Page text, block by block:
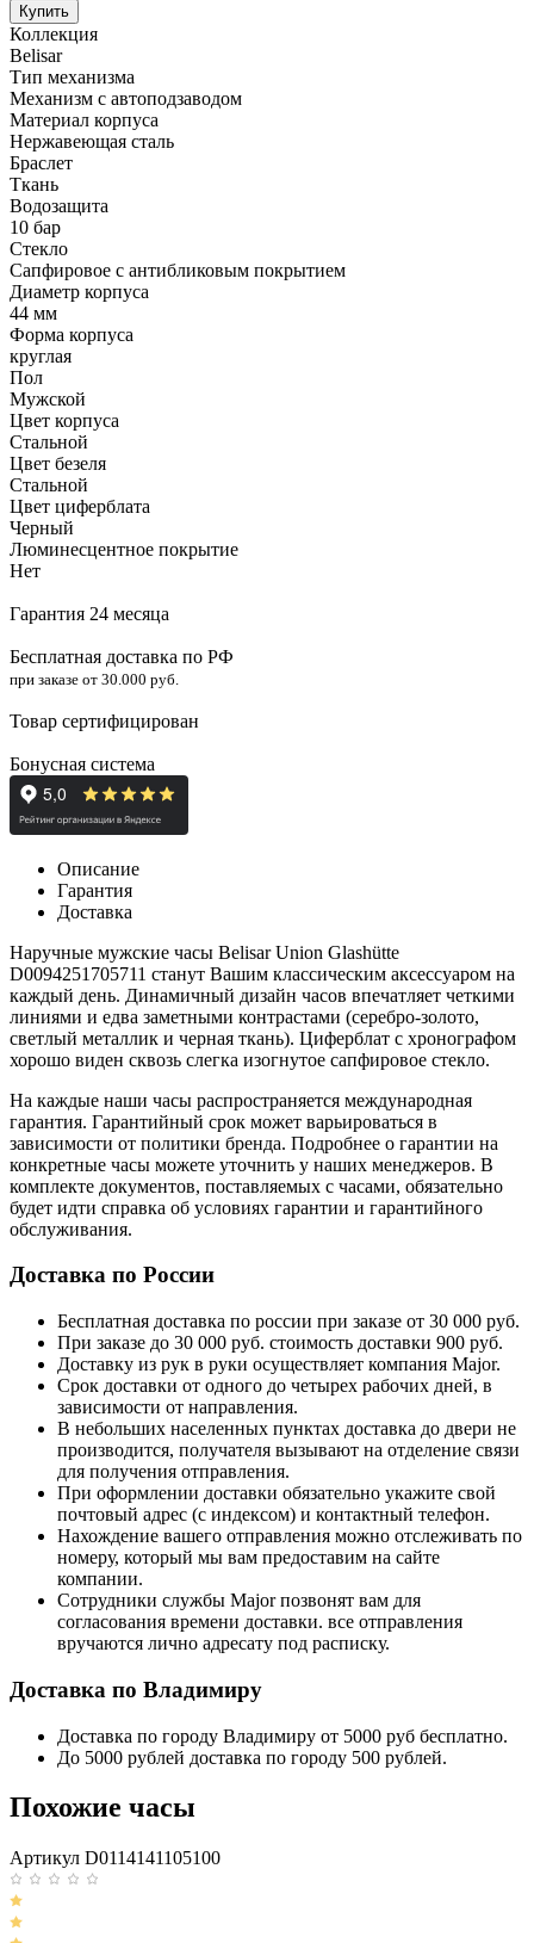
Купить
Коллекция
Belisar
Тип механизма
Механизм с автоподзаводом
Материал корпуса
Нержавеющая сталь
Браслет
Ткань
Водозащита
10 бар
Стекло
Сапфировое с антибликовым покрытием
Диаметр корпуса
44 мм
Форма корпуса
круглая
Пол
Мужской
Цвет корпуса
Стальной
Цвет безеля
Стальной
Цвет циферблата
Черный
Люминесцентное покрытие
Нет
Гарантия 24 месяца
Бесплатная доставка по РФ
при заказе от 30.000 руб.
Товар сертифицирован
Бонусная система
Описание
Гарантия
Доставка
Наручные мужские часы Belisar Union Glashütte
D0094251705711 станут Вашим классическим аксессуаром на
каждый день. Динамичный дизайн часов впечатляет четкими
линиями и едва заметными контрастами (серебро-золото,
светлый металлик и черная ткань). Циферблат с хронографом
хорошо виден сквозь слегка изогнутое сапфировое стекло.
На каждые наши часы распространяется международная
гарантия. Гарантийный срок может варьироваться в
зависимости от политики бренда. Подробнее о гарантии на
конкретные часы можете уточнить у наших менеджеров. В
комплекте документов, поставляемых с часами, обязательно
будет идти справка об условиях гарантии и гарантийного
обслуживания.
Доставка по России
Бесплатная доставка по россии при заказе от 30 000 руб.
При заказе до 30 000 руб. стоимость доставки 900 руб.
Доставку из рук в руки осуществляет компания Major.
Срок доставки от одного до четырех рабочих дней, в
зависимости от направления.
В небольших населенных пунктах доставка до двери не
производится, получателя вызывают на отделение связи
для получения отправления.
При оформлении доставки обязательно укажите свой
почтовый адрес (с индексом) и контактный телефон.
Нахождение вашего отправления можно отслеживать по
номеру, который мы вам предоставим на сайте
компании.
Сотрудники службы Major позвонят вам для
согласования времени доставки. все отправления
вручаются лично адресату под расписку.
Доставка по Владимиру
Доставка по городу Владимиру от 5000 руб бесплатно.
До 5000 рублей доставка по городу 500 рублей.
Похожие часы
Артикул D0114141105100